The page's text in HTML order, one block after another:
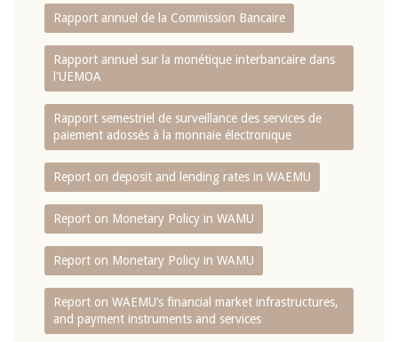
Rapport annuel de la Commission Bancaire
Rapport annuel sur la monétique interbancaire dans
l'UEMOA
Rapport semestriel de surveillance des services de
paiement adossés à la monnaie électronique
Report on deposit and lending rates in WAEMU
Report on Monetary Policy in WAMU
Report on Monetary Policy in WAMU
Report on WAEMU’s financial market infrastructures,
and payment instruments and services